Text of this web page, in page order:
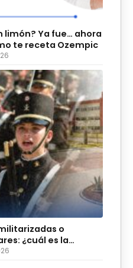
limón? Ya fue… ahora
te receta Ozempic
o
¿cuál es la